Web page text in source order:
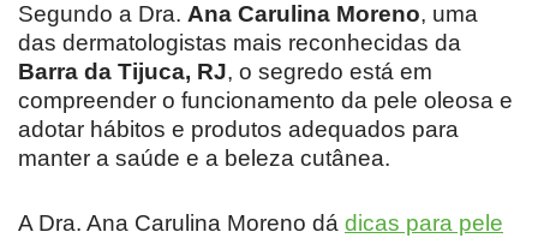
Segundo a Dra. Ana Carulina Moreno, uma
das dermatologistas mais reconhecidas da
Barra da Tijuca, RJ, o segredo está em
compreender o funcionamento da pele oleosa e
adotar hábitos e produtos adequados para
manter a saúde e a beleza cutânea.
A Dra. Ana Carulina Moreno dá dicas para pele